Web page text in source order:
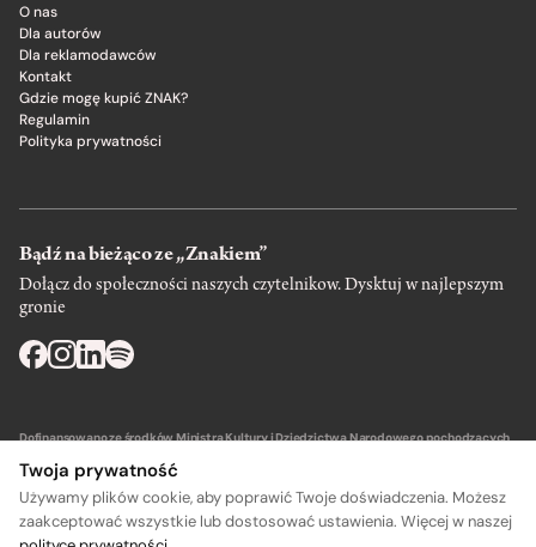
O nas
Dla autorów
Dla reklamodawców
Kontakt
Gdzie mogę kupić ZNAK?
Regulamin
Polityka prywatności
Bądź na bieżąco ze „Znakiem”
Dołącz do społeczności naszych czytelnikow. Dysktuj w najlepszym
gronie
Dofinansowano ze środków Ministra Kultury i Dziedzictwa Narodowego pochodzących
Twoja prywatność
Używamy plików cookie, aby poprawić Twoje doświadczenia. Możesz
zaakceptować wszystkie lub dostosować ustawienia. Więcej w naszej